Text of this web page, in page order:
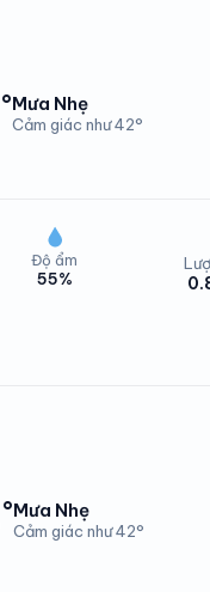
°Mưa Nhẹ
Cảm giác như 42°
Độ ẩm
55%
°Mưa Nhẹ
Cảm giác như 42°